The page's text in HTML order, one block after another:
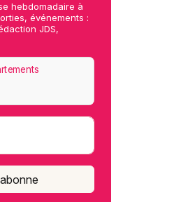
hebdomadaire à
événements :
JDS,